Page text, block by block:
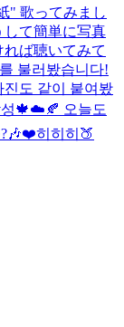
" 歌ってみまし
して簡単に写真
ば聴いてみて
불러봤습니다!
도 같이 붙여봤
🍁☁️🍂 오늘도
?🎶❤️히히히🍑